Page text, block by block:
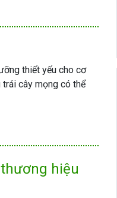
thiết yếu cho cơ
cây mọng có thể
hiệu